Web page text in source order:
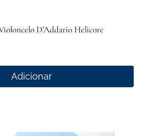
D’Addario Helicore
Adicionar